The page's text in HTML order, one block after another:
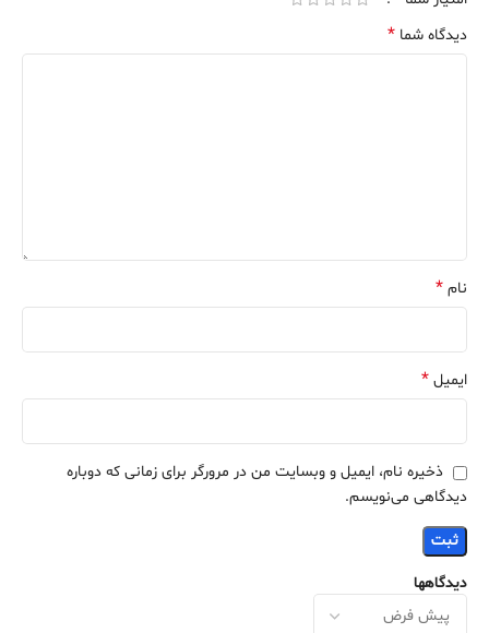
دیدگاهها
دیدگاه شما *
نام *
ایمیل *
ذخیره نام، ایمیل و وبسایت من در مرورگر برای زمانی که دوباره
دیدگاهی می‌نویسم.